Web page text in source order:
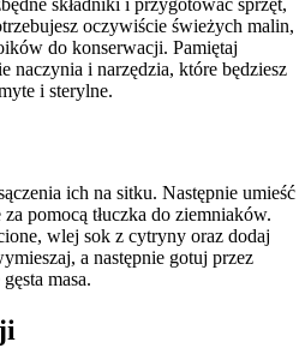
składniki i przygotować sprzęt,
oczywiście świeżych malin,
do konserwacji. Pamiętaj
naczynia i narzędzia, które będziesz
i sterylne.
ich na sitku. Następnie umieść
pomocą tłuczka do ziemniaków.
wlej sok z cytryny oraz dodaj
a następnie gotuj przez
masa.